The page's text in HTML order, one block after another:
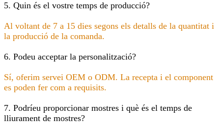
5. Quin és el vostre temps de producció?
Al voltant de 7 a 15 dies segons els detalls de la quantitat i
la producció de la comanda.
6. Podeu acceptar la personalització?
Sí, oferim servei OEM o ODM. La recepta i el component
es poden fer com a requisits.
7. Podríeu proporcionar mostres i què és el temps de
lliurament de mostres?